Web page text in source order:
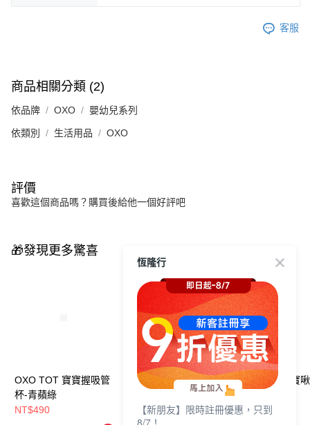
客服
商品相關分類 (2)
依品牌 OXO 嬰幼兒系列
依類別 生活用品 OXO
評價
喜歡這個商品嗎？購買後給他一個好評吧
🎁發現更多驚喜
OXO TOT 寶寶握吸管
杯-青蘋綠
NT$490
OXO tot 寶寶啾吸管
NT$490
OXO TOT 寶寶
杯
NT$490
恆隆行
【新朋友】限時註冊優惠，只到
8/7！